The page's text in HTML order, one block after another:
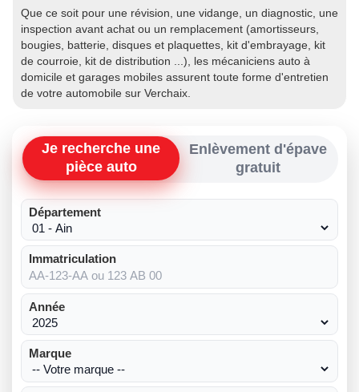
Que ce soit pour une révision, une vidange, un diagnostic, une
inspection avant achat ou un remplacement (amortisseurs,
bougies, batterie, disques et plaquettes, kit d'embrayage, kit
de courroie, kit de distribution ...), les mécaniciens auto à
domicile et garages mobiles assurent toute forme d'entretien
de votre automobile sur Verchaix.
Je recherche une
pièce auto
Enlèvement d'épave
gratuit
Département
Immatriculation
Année
Marque